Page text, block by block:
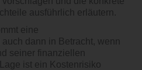
ausführlich erläutern.
eine
dann in Betracht, wenn
seiner finanziellen
ist ein Kostenrisiko